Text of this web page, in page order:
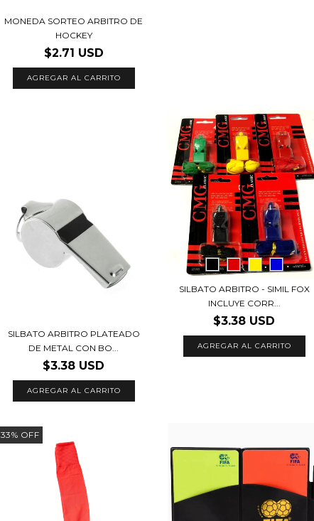
MONEDA SORTEO ARBITRO DE
HOCKEY
$2.71 USD
AGREGAR AL CARRITO
SILBATO ARBITRO PLATEADO
DE METAL CON BO...
$3.38 USD
SILBATO ARBITRO - SIMIL FOX
INCLUYE CORR...
$3.38 USD
AGREGAR AL CARRITO
33% OFF